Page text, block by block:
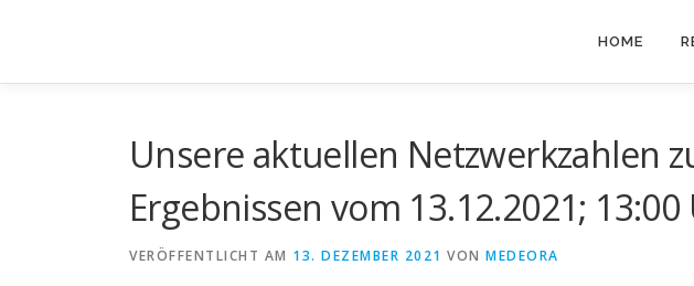
HOME
Unsere aktuellen Netzwerkzahlen
Ergebnissen vom 13.12.2021; 13:00
VERÖFFENTLICHT AM 13. DEZEMBER 2021 VON MEDEORA